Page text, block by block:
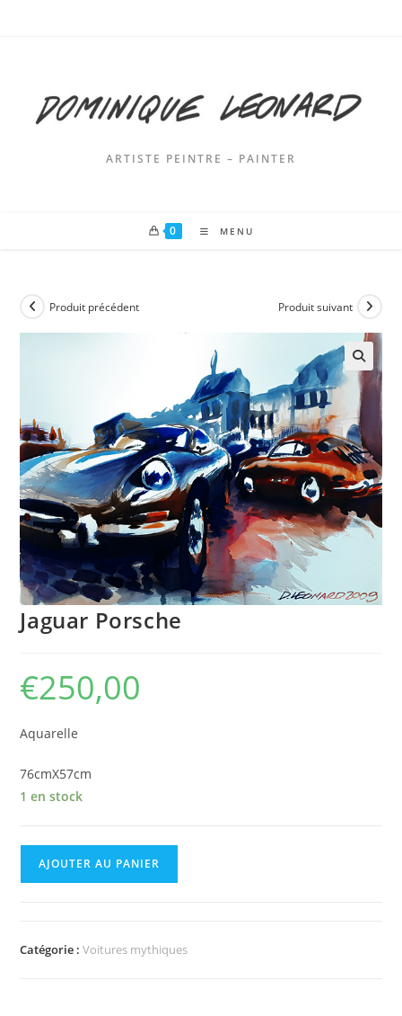
ARTISTE PEINTRE – PAINTER
0 MENU
Produit précédent Produit suivant
Jaguar Porsche
€250,00
Aquarelle
76cmX57cm
1 en stock
AJOUTER AU PANIER
Catégorie :Voitures mythiques